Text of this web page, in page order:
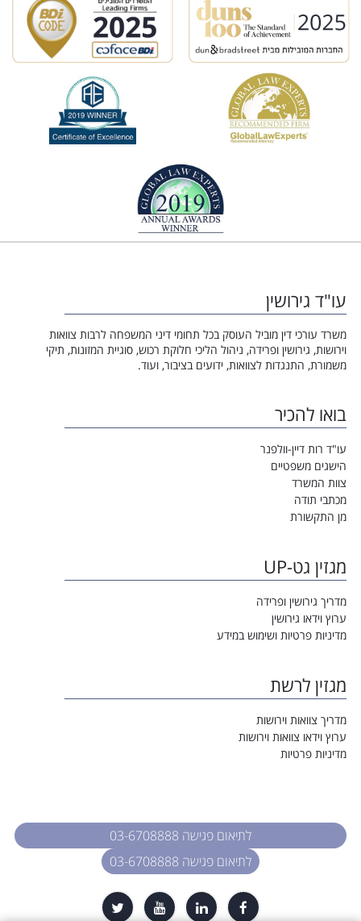
עו"ד גירושין
משרד עורכי דין מוביל העוסק בכל תחומי דיני המשפחה לרבות צוואות
וירושות, גירושין ופרידה, ניהול הליכי חלוקת רכוש, סוגיית המזונות, תיקי
משמורת, התנגדות לצוואות, ידועים בציבור, ועוד.
בואו להכיר
עו"ד רות דיין-וולפנר
הישגים משפטיים
צוות המשרד
מכתבי תודה
מן התקשורת
מגזין גט-UP
מדריך גירושין ופרידה
ערוץ וידאו גירושין
מדיניות פרטיות ושימוש במידע
מגזין לרשת
מדריך צוואות וירושות
ערוץ וידאו צוואות וירושות
מדיניות פרטיות
לתיאום פגישה 03-6708888
לתיאום פגישה 03-6708888